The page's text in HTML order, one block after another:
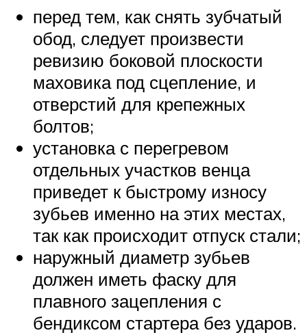
перед тем, как снять зубчатый
обод, следует произвести
ревизию боковой плоскости
маховика под сцепление, и
отверстий для крепежных
болтов;
установка с перегревом
отдельных участков венца
приведет к быстрому износу
зубьев именно на этих местах,
так как происходит отпуск стали;
наружный диаметр зубьев
должен иметь фаску для
плавного зацепления с
бендиксом стартера без ударов.